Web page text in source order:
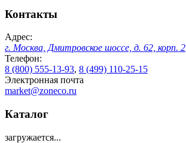
Контакты
Адрес:
г. Москва, Дмитровское шоссе, д. 62, корп. 2
Телефон:
8 (800) 555-13-93, 8 (499) 110-25-15
Электронная почта
market@zoneco.ru
Каталог
загружается...